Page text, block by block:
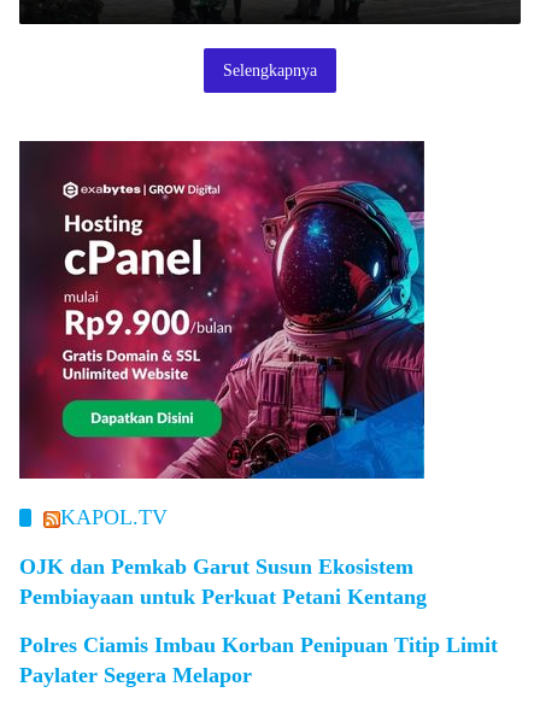
Selengkapnya
KAPOL.TV
OJK dan Pemkab Garut Susun Ekosistem
Pembiayaan untuk Perkuat Petani Kentang
Polres Ciamis Imbau Korban Penipuan Titip Limit
Paylater Segera Melapor